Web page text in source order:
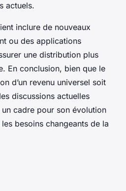
actuels.
inclure de nouveaux
ou des applications
une distribution plus
En conclusion, bien que le
d’un revenu universel soit
discussions actuelles
cadre pour son évolution
besoins changeants de la